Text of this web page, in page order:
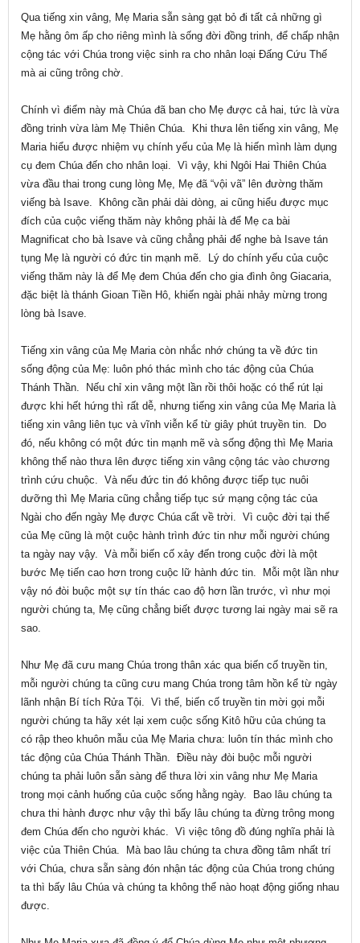
Qua tiếng xin vâng, Mẹ Maria sẵn sàng gạt bỏ đi tất cả những gì
Mẹ hằng ôm ấp cho riêng mình là sống đời đồng trinh, để chấp nhận
cộng tác với Chúa trong việc sinh ra cho nhân loại Đấng Cứu Thế
mà ai cũng trông chờ.
Chính vì điểm này mà Chúa đã ban cho Mẹ được cả hai, tức là vừa
đồng trinh vừa làm Mẹ Thiên Chúa. Khi thưa lên tiếng xin vâng, Mẹ
Maria hiểu được nhiệm vụ chính yếu của Mẹ là hiến mình làm dụng
cụ đem Chúa đến cho nhân loại. Vì vậy, khi Ngôi Hai Thiên Chúa
vừa đầu thai trong cung lòng Mẹ, Mẹ đã “vội vã” lên đường thăm
viếng bà Isave. Không cần phải dài dòng, ai cũng hiểu được mục
đích của cuộc viếng thăm này không phải là để Mẹ ca bài
Magnificat cho bà Isave và cũng chẳng phải để nghe bà Isave tán
tụng Mẹ là người có đức tin mạnh mẽ. Lý do chính yếu của cuộc
viếng thăm này là để Mẹ đem Chúa đến cho gia đình ông Giacaria,
đặc biệt là thánh Gioan Tiền Hô, khiến ngài phải nhảy mừng trong
lòng bà Isave.
Tiếng xin vâng của Mẹ Maria còn nhắc nhớ chúng ta về đức tin
sống động của Mẹ: luôn phó thác mình cho tác động của Chúa
Thánh Thần. Nếu chỉ xin vâng một lần rồi thôi hoặc có thể rút lại
được khi hết hứng thì rất dễ, nhưng tiếng xin vâng của Mẹ Maria là
tiếng xin vâng liên tục và vĩnh viễn kể từ giây phút truyền tin. Do
đó, nếu không có một đức tin mạnh mẽ và sống động thì Mẹ Maria
không thể nào thưa lên được tiếng xin vâng cộng tác vào chương
trình cứu chuộc. Và nếu đức tin đó không được tiếp tục nuôi
dưỡng thì Mẹ Maria cũng chẳng tiếp tục sứ mạng cộng tác của
Ngài cho đến ngày Mẹ được Chúa cất về trời. Vì cuộc đời tại thế
của Mẹ cũng là một cuộc hành trình đức tin như mỗi người chúng
ta ngày nay vậy. Và mỗi biến cố xảy đến trong cuộc đời là một
bước Mẹ tiến cao hơn trong cuộc lữ hành đức tin. Mỗi một lần như
vậy nó đòi buộc một sự tín thác cao độ hơn lần trước, vì như mọi
người chúng ta, Mẹ cũng chẳng biết được tương lai ngày mai sẽ ra
sao.
Như Mẹ đã cưu mang Chúa trong thân xác qua biến cố truyền tin,
mỗi người chúng ta cũng cưu mang Chúa trong tâm hồn kể từ ngày
lãnh nhận Bí tích Rửa Tội. Vì thế, biến cố truyền tin mời gọi mỗi
người chúng ta hãy xét lại xem cuộc sống Kitô hữu của chúng ta
có rập theo khuôn mẫu của Mẹ Maria chưa: luôn tín thác mình cho
tác động của Chúa Thánh Thần. Điều này đòi buộc mỗi người
chúng ta phải luôn sẵn sàng để thưa lời xin vâng như Mẹ Maria
trong mọi cảnh huống của cuộc sống hằng ngày. Bao lâu chúng ta
chưa thi hành được như vậy thì bấy lâu chúng ta đừng trông mong
đem Chúa đến cho người khác. Vì việc tông đồ đúng nghĩa phải là
việc của Thiên Chúa. Mà bao lâu chúng ta chưa đồng tâm nhất trí
với Chúa, chưa sẵn sàng đón nhận tác động của Chúa trong chúng
ta thì bấy lâu Chúa và chúng ta không thể nào hoạt động giống nhau
được.